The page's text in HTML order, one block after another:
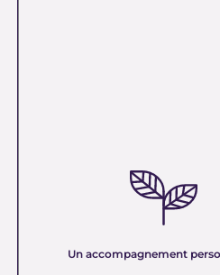
Un accompagnement
Nous sélectionnons
minéraux pour vous offrir des
naturelles, non traitées et chargées
vibration et son authenticité afin